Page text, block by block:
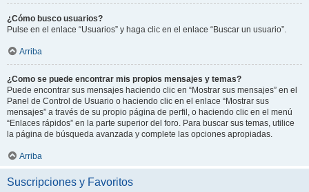
¿Cómo busco usuarios?
Pulse en el enlace “Usuarios” y haga clic en el enlace “Buscar un usuario”.
Arriba
¿Como se puede encontrar mis propios mensajes y temas?
Puede encontrar sus mensajes haciendo clic en “Mostrar sus mensajes” en el
Panel de Control de Usuario o haciendo clic en el enlace “Mostrar sus
mensajes” a través de su propio página de perfil, o haciendo clic en el menú
“Enlaces rápidos” en la parte superior del foro. Para buscar sus temas, utilice
la página de búsqueda avanzada y complete las opciones apropiadas.
Arriba
Suscripciones y Favoritos